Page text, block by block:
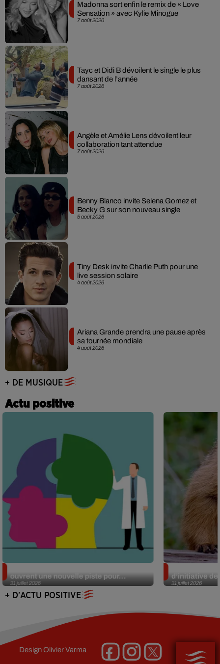
7 août 2026
Madonna sort enfin le remix de « Love
Sensation » avec Kylie Minogue
7 août 2026
Tayc et Didi B dévoilent le single le plus
dansant de l’année
7 août 2026
Angèle et Amélie Lens dévoilent leur
collaboration tant attendue
5 août 2026
Benny Blanco invite Selena Gomez et
Becky G sur son nouveau single
4 août 2026
Tiny Desk invite Charlie Puth pour une
live session solaire
4 août 2026
Ariana Grande prendra une pause après
sa tournée mondiale
+ DE MUSIQUE
Actu positive
31 juillet 2026
ouvrent une nouvelle piste pour...
31 juillet 2026
d’initiative
+ D'ACTU POSITIVE
DesignOlivier Varma